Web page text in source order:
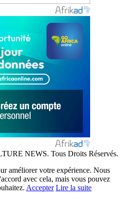
NEWS. Tous Droits Réservés.
améliorer votre expérience. Nous
avec cela, mais vous pouvez
Accepter Lire la suite